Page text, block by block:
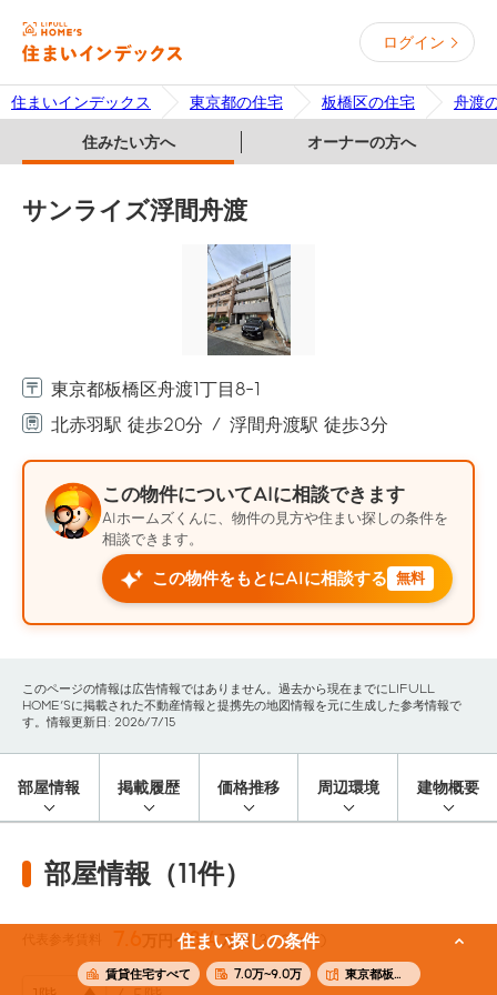
ログイン
住まいインデックス 東京都の住宅 板橋区の住宅 舟渡
住みたい方へ オーナーの方へ
住まい探しの条件
賃貸住宅すべて 7.0万~9.0万 東京都板橋区
サンライズ浮間舟渡
東京都板橋区舟渡1丁目8-1
北赤羽駅 徒歩20分
浮間舟渡駅 徒歩3分
この物件についてAIに相談できます
AIホームズくんに、物件の見方や住まい探しの条件を
相談できます。
この物件をもとにAIに相談する 無料
このページの情報は広告情報ではありません。過去から現在までにLIFULL
HOME'Sに掲載された不動産情報と提携先の地図情報を元に生成した参考情報で
す。情報更新日: 2026/7/15
部屋情報 掲載履歴 価格推移 周辺環境 建物概要
部屋情報（11件）
7.6 万円〜8.4万円(34.02m²)